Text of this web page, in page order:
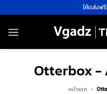
ไป
ยัง
โค้ดส่งฟ
Otterbox -
หน้าแรก >